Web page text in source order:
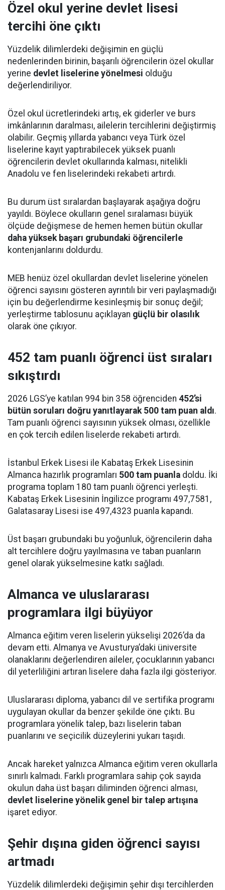
Özel okul yerine devlet lisesi
tercihi öne çıktı
Yüzdelik dilimlerdeki değişimin en güçlü
nedenlerinden birinin, başarılı öğrencilerin özel okullar
yerine devlet liselerine yönelmesi olduğu
değerlendiriliyor.
Özel okul ücretlerindeki artış, ek giderler ve burs
imkânlarının daralması, ailelerin tercihlerini değiştirmiş
olabilir. Geçmiş yıllarda yabancı veya Türk özel
liselerine kayıt yaptırabilecek yüksek puanlı
öğrencilerin devlet okullarında kalması, nitelikli
Anadolu ve fen liselerindeki rekabeti artırdı.
Bu durum üst sıralardan başlayarak aşağıya doğru
yayıldı. Böylece okulların genel sıralaması büyük
ölçüde değişmese de hemen hemen bütün okullar
daha yüksek başarı grubundaki öğrencilerle
kontenjanlarını doldurdu.
MEB henüz özel okullardan devlet liselerine yönelen
öğrenci sayısını gösteren ayrıntılı bir veri paylaşmadığı
için bu değerlendirme kesinleşmiş bir sonuç değil;
yerleştirme tablosunu açıklayan güçlü bir olasılık
olarak öne çıkıyor.
452 tam puanlı öğrenci üst sıraları
sıkıştırdı
2026 LGS’ye katılan 994 bin 358 öğrenciden 452’si
bütün soruları doğru yanıtlayarak 500 tam puan aldı.
Tam puanlı öğrenci sayısının yüksek olması, özellikle
en çok tercih edilen liselerde rekabeti artırdı.
İstanbul Erkek Lisesi ile Kabataş Erkek Lisesinin
Almanca hazırlık programları 500 tam puanla doldu. İki
programa toplam 180 tam puanlı öğrenci yerleşti.
Kabataş Erkek Lisesinin İngilizce programı 497,7581,
Galatasaray Lisesi ise 497,4323 puanla kapandı.
Üst başarı grubundaki bu yoğunluk, öğrencilerin daha
alt tercihlere doğru yayılmasına ve taban puanların
genel olarak yükselmesine katkı sağladı.
Almanca ve uluslararası
programlara ilgi büyüyor
Almanca eğitim veren liselerin yükselişi 2026’da da
devam etti. Almanya ve Avusturya’daki üniversite
olanaklarını değerlendiren aileler, çocuklarının yabancı
dil yeterliliğini artıran liselere daha fazla ilgi gösteriyor.
Uluslararası diploma, yabancı dil ve sertifika programı
uygulayan okullar da benzer şekilde öne çıktı. Bu
programlara yönelik talep, bazı liselerin taban
puanlarını ve seçicilik düzeylerini yukarı taşıdı.
Ancak hareket yalnızca Almanca eğitim veren okullarla
sınırlı kalmadı. Farklı programlara sahip çok sayıda
okulun daha üst başarı diliminden öğrenci alması,
devlet liselerine yönelik genel bir talep artışına
işaret ediyor.
Şehir dışına giden öğrenci sayısı
artmadı
Yüzdelik dilimlerdeki değişimin şehir dışı tercihlerden